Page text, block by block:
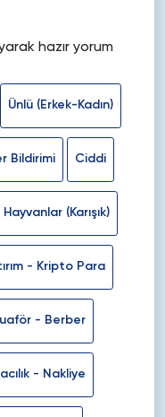
hazır yorum
Ünlü (Erkek-Kadın)
Bildirimi Ciddi
(Karışık)
- Kripto Para
- Berber
- Nakliye